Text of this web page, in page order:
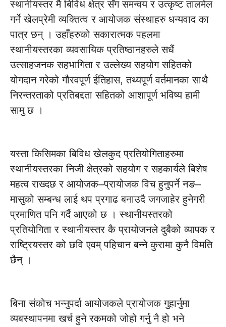
स्थानीयस्तर मै बिविध क्षेत्र सँग समन्वय र उत्कृष्ट तालमेल
गर्ने खेलप्रेमी व्यक्तित्व र आयोजक संस्थाहरु धन्यवाद का
पात्र छन् । उहाँहरुको सकारात्मक पहलमा
स्थानीयस्तरका व्यवसायिक प्रतिष्ठानहरुले सधैं
उत्साहजनक सहभागिता र उल्लेख्य सहयोग सहितको
योगदान गरेको गौरवपूर्ण ईतिहास, तथ्यपूर्ण वर्तमानका साथै
निरन्तरताको प्रतिबद्दता सहितको आशापूर्ण भविष्य हामी
सामु छ ।
यस्ता किसिमका बिविध खेलकुद प्रतियोगिताहरुमा
स्थानीयस्तरका निजी क्षेत्रको सहयोग र सहकार्यले बिशेष
महत्व राख्दछ र आयोजक–प्रायोजक विच हुनुपर्ने नङ–
मासुको सम्बन्ध लाई थप प्रगाढ बनाउदै जगजाहेर हुनेगरी
प्रमाणित पनि गर्दै आएको छ । स्थानीयस्तरको
प्रतियोगिता र स्थानीयस्तर कै प्रायोजनले दुबैको व्यापक र
राष्ट्रियस्तर को छवि एवम् पहिचान बन्ने कुरामा कुनै विमति
छैन् ।
बिना संकोच भन्नुपर्दा आयोजकले प्रायोजक गुहार्नुमा
व्यबस्थापनमा खर्च हुने रकमको जोहो गर्नु नै हो भने